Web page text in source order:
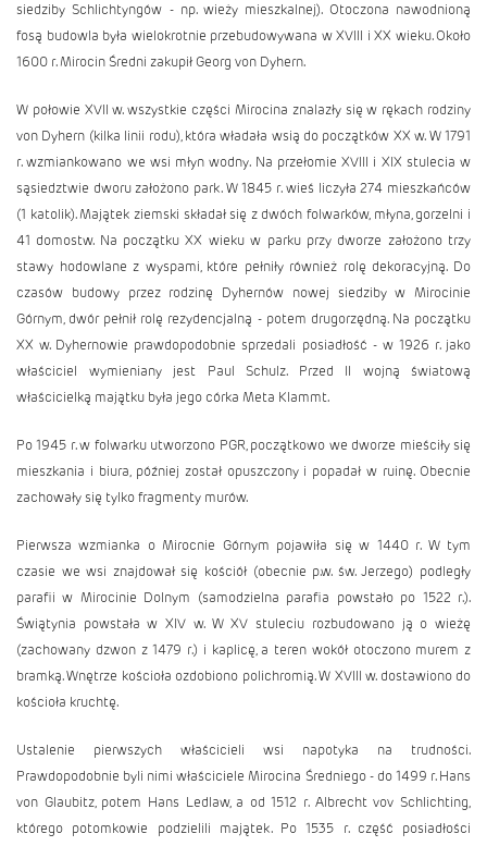
siedziby Schlichtyngów - np. wieży mieszkalnej). Otoczona nawodnioną
fosą budowla była wielokrotnie przebudowywana w XVIII i XX wieku. Około
1600 r. Mirocin Średni zakupił Georg von Dyhern.
W połowie XVII w. wszystkie części Mirocina znalazły się w rękach rodziny
von Dyhern (kilka linii rodu), która władała wsią do początków XX w. W 1791
r. wzmiankowano we wsi młyn wodny. Na przełomie XVIII i XIX stulecia w
sąsiedztwie dworu założono park. W 1845 r. wieś liczyła 274 mieszkańców
(1 katolik). Majątek ziemski składał się z dwóch folwarków, młyna, gorzelni i
41 domostw. Na początku XX wieku w parku przy dworze założono trzy
stawy hodowlane z wyspami, które pełniły również rolę dekoracyjną. Do
czasów budowy przez rodzinę Dyhernów nowej siedziby w Mirocinie
Górnym, dwór pełnił rolę rezydencjalną - potem drugorzędną. Na początku
XX w. Dyhernowie prawdopodobnie sprzedali posiadłość - w 1926 r. jako
właściciel wymieniany jest Paul Schulz. Przed II wojną światową
właścicielką majątku była jego córka Meta Klammt.
Po 1945 r. w folwarku utworzono PGR, początkowo we dworze mieściły się
mieszkania i biura, później został opuszczony i popadał w ruinę. Obecnie
zachowały się tylko fragmenty murów.
Pierwsza wzmianka o Mirocnie Górnym pojawiła się w 1440 r. W tym
czasie we wsi znajdował się kościół (obecnie p.w. św. Jerzego) podległy
parafii w Mirocinie Dolnym (samodzielna parafia powstało po 1522 r.).
Świątynia powstała w XIV w. W XV stuleciu rozbudowano ją o wieżę
(zachowany dzwon z 1479 r.) i kaplicę, a teren wokół otoczono murem z
bramką. Wnętrze kościoła ozdobiono polichromią. W XVIII w. dostawiono do
kościoła kruchtę.
Ustalenie pierwszych właścicieli wsi napotyka na trudności.
Prawdopodobnie byli nimi właściciele Mirocina Średniego - do 1499 r. Hans
von Glaubitz, potem Hans Ledlaw, a od 1512 r. Albrecht vov Schlichting,
którego potomkowie podzielili majątek. Po 1535 r. część posiadłości